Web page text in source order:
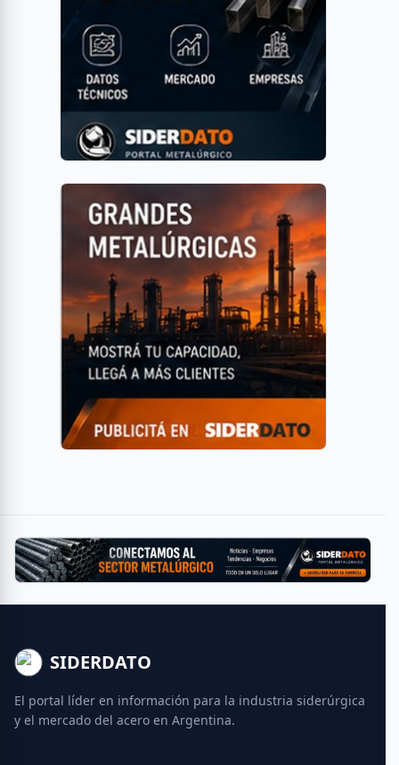
SIDERDATO
El portal líder en información para la industria siderúrgica
y el mercado del acero en Argentina.